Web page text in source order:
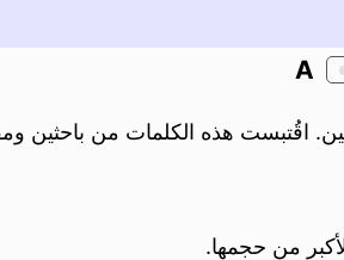
A
اقُتبست هذه الكلمات من باحثين
من حجمها.